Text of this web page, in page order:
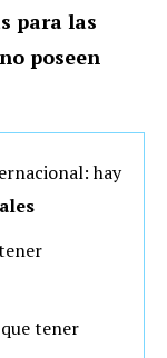
para las
poseen
hay
tener